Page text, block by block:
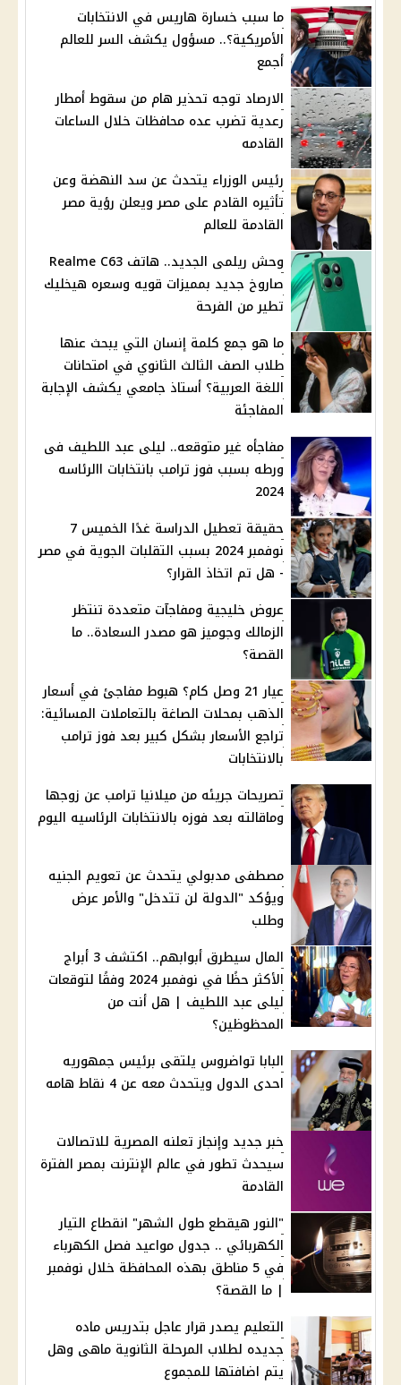
ما سبب خسارة هاريس في الانتخابات
الأمريكية؟.. مسؤول يكشف السر للعالم
أجمع
الارصاد توجه تحذير هام من سقوط أمطار
رعدية تضرب عده محافظات خلال الساعات
القادمه
رئيس الوزراء يتحدث عن سد النهضة وعن
تأثيره القادم على مصر ويعلن رؤية مصر
القادمة للعالم
وحش ريلمى الجديد.. هاتف Realme C63
صاروخ جديد بمميزات قويه وسعره هيخليك
تطير من الفرحة
ما هو جمع كلمة إنسان التي يبحث عنها
طلاب الصف الثالث الثانوي في امتحانات
اللغة العربية؟ أستاذ جامعي يكشف الإجابة
المفاجئة
مفاجأه غير متوقعه.. ليلى عبد اللطيف فى
ورطه بسبب فوز ترامب بانتخابات االرئاسه
2024
حقيقة تعطيل الدراسة غدًا الخميس 7
نوفمبر 2024 بسبب التقلبات الجوية في مصر
- هل تم اتخاذ القرار؟
عروض خليجية ومفاجآت متعددة تنتظر
الزمالك وجوميز هو مصدر السعادة.. ما
القصة؟
عيار 21 وصل كام؟ هبوط مفاجئ في أسعار
الذهب بمحلات الصاغة بالتعاملات المسائية:
تراجع الأسعار بشكل كبير بعد فوز ترامب
بالانتخابات
تصريحات جريئه من ميلانيا ترامب عن زوجها
وماقالته بعد فوزه بالانتخابات الرئاسيه اليوم
مصطفى مدبولي يتحدث عن تعويم الجنيه
ويؤكد "الدولة لن تتدخل" والأمر عرض
وطلب
المال سيطرق أبوابهم.. اكتشف 3 أبراج
الأكثر حظًا في نوفمبر 2024 وفقًا لتوقعات
ليلى عبد اللطيف | هل أنت من
المحظوظين؟
البابا تواضروس يلتقى برئيس جمهوريه
احدى الدول ويتحدث معه عن 4 نقاط هامه
خبر جديد وإنجاز تعلنه المصرية للاتصالات
سيحدث تطور في عالم الإنترنت بمصر الفترة
القادمة
"النور هيقطع طول الشهر" انقطاع التيار
الكهربائي .. جدول مواعيد فصل الكهرباء
في 5 مناطق بهذه المحافظة خلال نوفمبر
| ما القصة؟
التعليم يصدر قرار عاجل بتدريس ماده
جديده لطلاب المرحلة الثانوية ماهى وهل
يتم اضافتها للمجموع